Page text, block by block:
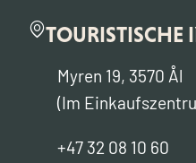
TOURISTISCHE
Myren 19, 3570 Ål
(Im
+47 32 08 10 60